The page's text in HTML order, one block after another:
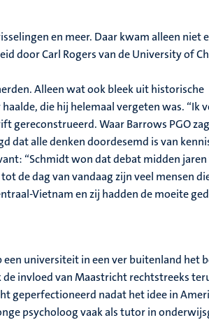
en meer. Daar kwam alleen niet
door Carl Rogers van de University of
Alleen wat ook bleek uit historische
die hij helemaal vergeten was. “Ik
gereconstrueerd. Waar Barrows PGO
dat alle denken doordesemd is van
“Schmidt won dat debat midden
de dag van vandaag zijn veel mensen
Vietnam en zij hadden de moeite
een universiteit in een ver buitenland het
de invloed van Maastricht rechtstreeks
geperfectioneerd nadat het idee in
psycholoog vaak als tutor in